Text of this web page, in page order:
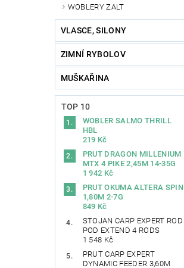
WOBLERY ZALT
VLASCE, SILONY
ZIMNÍ RYBOLOV
MUŠKAŘINA
TOP 10
WOBLER SALMO THRILL
HBL
219 Kč
PRUT DRAGON MILLENIUM
MTX 4 PIKE 2,45M 14-35G
1 942 Kč
PRUT OKUMA ALTERA SPIN
1,80M 2-7G
849 Kč
STOJAN CARP EXPERT ROD
POD EXTEND 4 RODS
1 548 Kč
PRUT CARP EXPERT
DYNAMIC FEEDER 3,60M